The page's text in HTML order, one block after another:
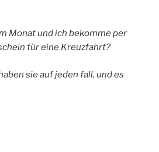
Monat und ich bekomme per
für eine Kreuzfahrt?
sie auf jeden fall, und es